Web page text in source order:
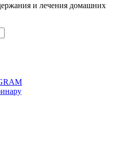
и лечения домашних